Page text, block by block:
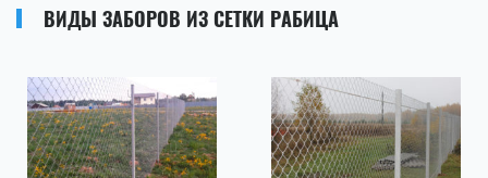
ВИДЫ ЗАБОРОВ ИЗ СЕТКИ РАБИЦА